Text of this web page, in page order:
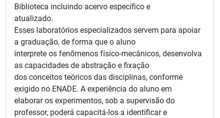
Biblioteca incluindo acervo específico e
atualizado.
Esses laboratórios especializados servem para apoiar
a graduação, de forma que o aluno
interprete os fenômenos físico-mecânicos, desenvolva
as capacidades de abstração e fixação
dos conceitos teóricos das disciplinas, conforme
exigido no ENADE. A experiência do aluno em
elaborar os experimentos, sob a supervisão do
professor, poderá capacitá-los a identificar e